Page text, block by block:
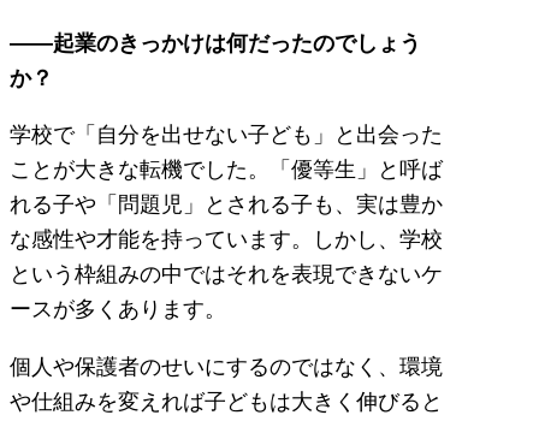
——起業のきっかけは何だったのでしょう
か？
学校で「自分を出せない子ども」と出会った
ことが大きな転機でした。「優等生」と呼ば
れる子や「問題児」とされる子も、実は豊か
な感性や才能を持っています。しかし、学校
という枠組みの中ではそれを表現できないケ
ースが多くあります。
個人や保護者のせいにするのではなく、環境
や仕組みを変えれば子どもは大きく伸びると